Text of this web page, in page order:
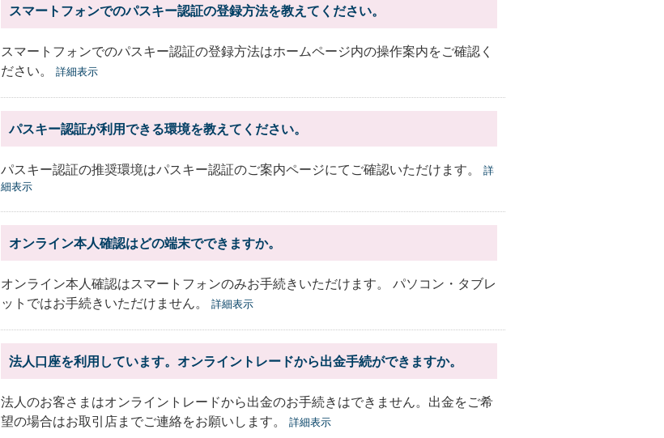
スマートフォンでのパスキー認証の登録方法を教えてください。
スマートフォンでのパスキー認証の登録方法はホームページ内の操作案内をご確認く
ださい。
詳細表示
パスキー認証が利用できる環境を教えてください。
パスキー認証の推奨環境はパスキー認証のご案内ページにてご確認いただけます。
詳
細表示
オンライン本人確認はどの端末でできますか。
オンライン本人確認はスマートフォンのみお手続きいただけます。 パソコン・タブレ
ットではお手続きいただけません。
詳細表示
法人口座を利用しています。オンライントレードから出金手続ができますか。
法人のお客さまはオンライントレードから出金のお手続きはできません。出金をご希
望の場合はお取引店までご連絡をお願いします。
詳細表示